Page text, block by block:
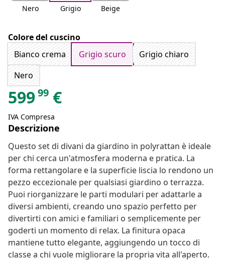
Nero Grigio Beige
Colore del cuscino
Bianco crema
Grigio scuro
Grigio chiaro
Nero
59999 €
IVA Compresa
Descrizione
Questo set di divani da giardino in polyrattan è ideale
per chi cerca un'atmosfera moderna e pratica. La
forma rettangolare e la superficie liscia lo rendono un
pezzo eccezionale per qualsiasi giardino o terrazza.
Puoi riorganizzare le parti modulari per adattarle a
diversi ambienti, creando uno spazio perfetto per
divertirti con amici e familiari o semplicemente per
goderti un momento di relax. La finitura opaca
mantiene tutto elegante, aggiungendo un tocco di
classe a chi vuole migliorare la propria vita all'aperto.